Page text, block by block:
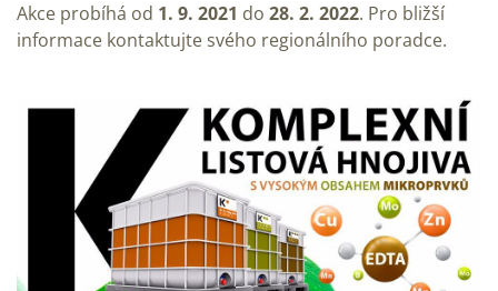
Akce probíhá od 1. 9. 2021 do 28. 2. 2022. Pro bližší
informace kontaktujte svého regionálního poradce.